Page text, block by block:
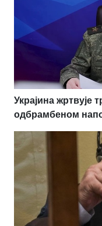
Украјина жртвује
одбрамбеном